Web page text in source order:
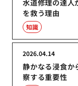
水道修理の達人
を救う理由
知識
静かなる浸食か
察する重要性
2026.04.14